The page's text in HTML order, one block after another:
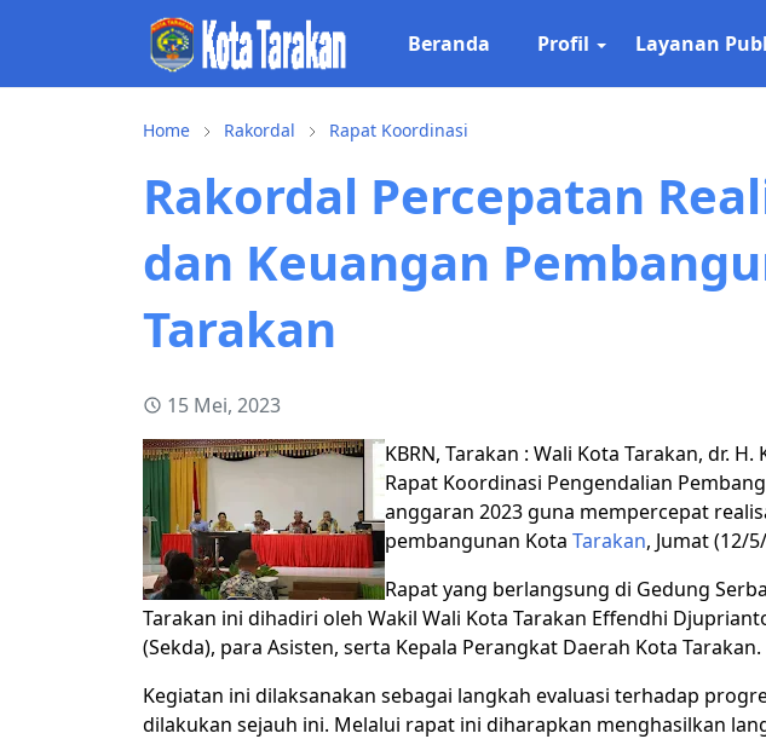
Beranda Profil Layanan
Home Rakordal Rapat Koordinasi
Rakordal Percepatan
dan Keuangan
Tarakan
15 Mei, 2023
KBRN, Tarakan : Wali Kota Tarakan, dr.
Rapat Koordinasi Pengendalian
anggaran 2023 guna mempercepat
pembangunan Kota Tarakan, Jumat (12/
Rapat yang berlangsung di Gedung
Tarakan ini dihadiri oleh Wakil Wali Kota Tarakan Effendhi
(Sekda), para Asisten, serta Kepala Perangkat Daerah Kota Tarakan.
Kegiatan ini dilaksanakan sebagai langkah evaluasi terhadap
dilakukan sejauh ini. Melalui rapat ini diharapkan menghasilkan